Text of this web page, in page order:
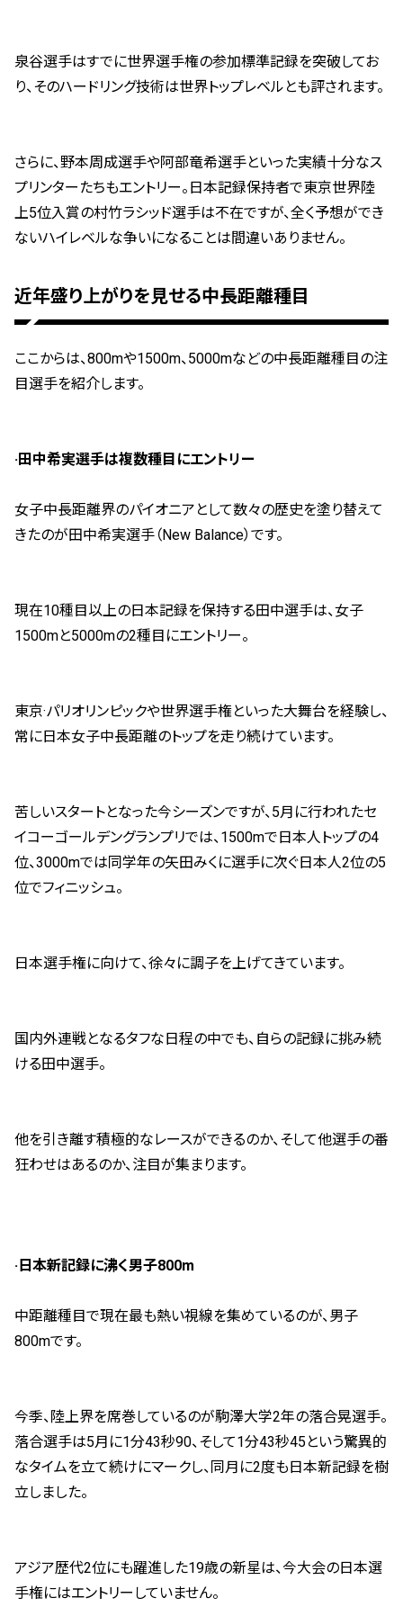
泉谷選手はすでに世界選手権の参加標準記録を突破してお
り、そのハードリング技術は世界トップレベルとも評されます。
さらに、野本周成選手や阿部竜希選手といった実績十分なス
プリンターたちもエントリー。日本記録保持者で東京世界陸
上5位入賞の村竹ラシッド選手は不在ですが、全く予想ができ
ないハイレベルな争いになることは間違いありません。
近年盛り上がりを見せる中長距離種目
ここからは、800mや1500m、5000mなどの中長距離種目の注
目選手を紹介します。
·田中希実選手は複数種目にエントリー
女子中長距離界のパイオニアとして数々の歴史を塗り替えて
きたのが田中希実選手（New Balance）です。
現在10種目以上の日本記録を保持する田中選手は、女子
1500mと5000mの2種目にエントリー。
東京·パリオリンピックや世界選手権といった大舞台を経験し、
常に日本女子中長距離のトップを走り続けています。
苦しいスタートとなった今シーズンですが、5月に行われたセ
イコーゴールデングランプリでは、1500mで日本人トップの4
位、3000mでは同学年の矢田みくに選手に次ぐ日本人2位の5
位でフィニッシュ。
日本選手権に向けて、徐々に調子を上げてきています。
国内外連戦となるタフな日程の中でも、自らの記録に挑み続
ける田中選手。
他を引き離す積極的なレースができるのか、そして他選手の番
狂わせはあるのか、注目が集まります。
·日本新記録に沸く男子800m
中距離種目で現在最も熱い視線を集めているのが、男子
800mです。
今季、陸上界を席巻しているのが駒澤大学2年の落合晃選手。
落合選手は5月に1分43秒90、そして1分43秒45という驚異的
なタイムを立て続けにマークし、同月に2度も日本新記録を樹
立しました。
アジア歴代2位にも躍進した19歳の新星は、今大会の日本選
手権にはエントリーしていません。